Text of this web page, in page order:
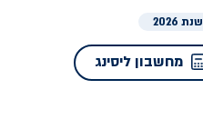
שנת 2026
מחשבון ליסינג